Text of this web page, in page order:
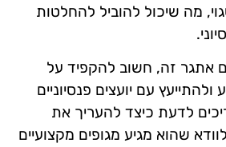
מה שיכול להוביל להחלטות
אתגר זה, חשוב להקפיד על
עם יועצים פנסיוניים
לדעת כיצד להעריך את
שהוא מגיע מגופים מקצועיים